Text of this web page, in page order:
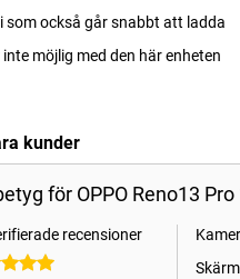
som också går snabbt att ladda
möjlig med den här enheten
kunder
för OPPO Reno13 Pro
recensioner